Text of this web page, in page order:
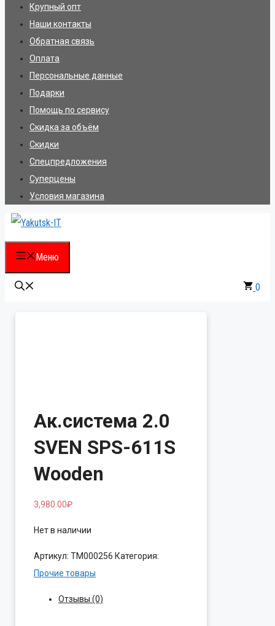
Крупный опт
Наши контакты
Обратная связь
Оплата
Персональные данные
Подарки
Помощь по сервису
Скидка за объём
Скидки
Спецпредложения
Суперцены
Условия магазина
Меню
0
Ак.система 2.0
SVEN SPS-611S
Wooden
3,980.00₽
Нет в наличии
Артикул: ТМ000256 Категория:
Прочие товары
Отзывы (0)